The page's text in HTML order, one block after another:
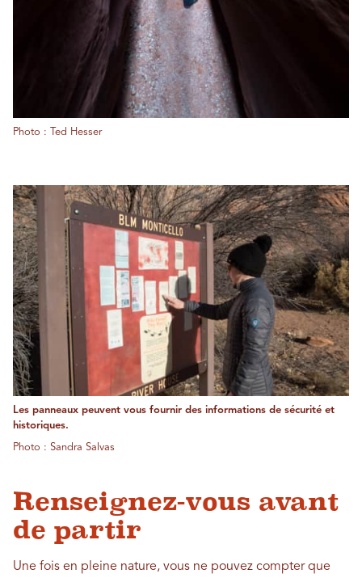
Photo : Ted Hesser
Les panneaux peuvent vous fournir des informations de sécurité et
historiques.
Photo : Sandra Salvas
Renseignez-vous avant
de partir
Une fois en pleine nature, vous ne pouvez compter que